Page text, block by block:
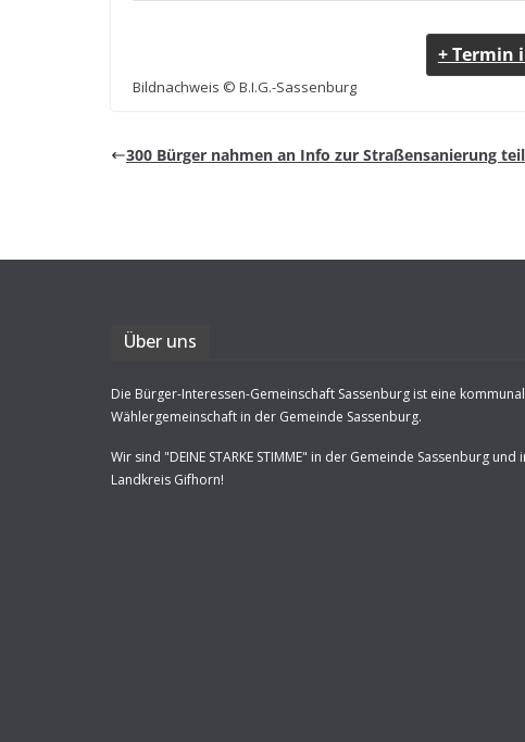
+ Ter­min
Bild­nach­weis © B.I.G.-Sassenburg
300 Bür­ger nah­men an Info zur Stra­ßen­sa­nie­rung teil
Über uns
Die Bürger-Interessen-Gemeinschaft Sassenburg ist eine
Wählergemeinschaft in der Gemeinde Sassenburg.
Wir sind "DEINE STARKE STIMME" in der Gemeinde Sassenburg und
Landkreis Gifhorn!